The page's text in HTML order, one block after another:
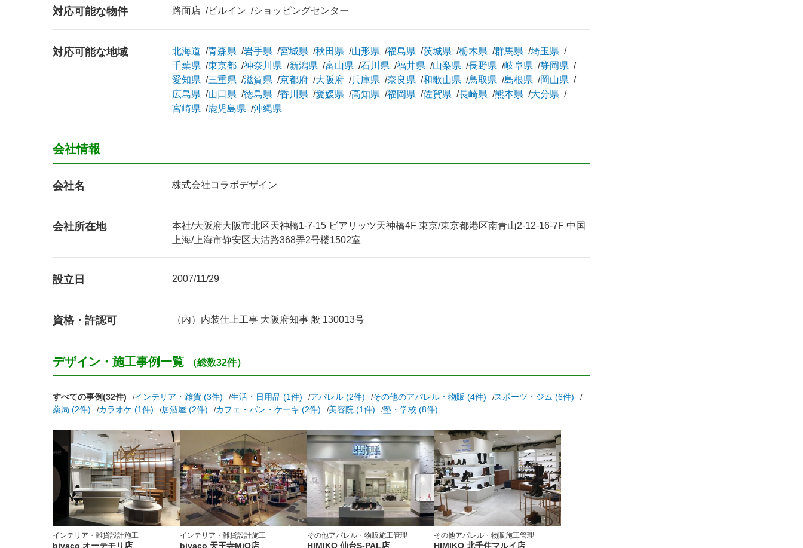
対応可能な物件 路面店 ビルイン ショッピングセンター
対応可能な地域 北海道 青森県 岩手県 宮城県 秋田県 山形県 福島県 茨城県 栃木県 群馬県
埼玉県
千葉県
東京都 神奈川県 新潟県 富山県 石川県 福井県 山梨県 長野県 岐阜県
静岡県
愛知県
三重県 滋賀県 京都府 大阪府 兵庫県 奈良県 和歌山県 鳥取県 島根県
岡山県
広島県
山口県 徳島県 香川県 愛媛県 高知県 福岡県 佐賀県 長崎県 熊本県
大分県
宮崎県
鹿児島県 沖縄県
会社情報
会社名 株式会社コラボデザイン
会社所在地
本社/大阪府大阪市北区天神橋1-7-15 ビアリッツ天神橋4F 東京/東京都港区南青山2-12-16-7F 中国
上海/上海市静安区大沽路368弄2号楼1502室
設立日 2007/11/29
資格・許認可 （内）内装仕上工事 大阪府知事 般 130013号
デザイン・施工事例一覧 （総数32件）
すべての事例(32件) インテリア・雑貨 (3件) 生活・日用品 (1件) アパレル (2件) その他のアパレル・物販 (4件)
スポーツ・ジム (6件)
薬局 (2件)
カラオケ (1件) 居酒屋 (2件) カフェ・パン・ケーキ (2件) 美容院 (1件) 塾・学校 (8件)
インテリア・雑貨設計施工
bivaco オーテモリ店
インテリア・雑貨設計施工
bivaco 天王寺MiO店
その他アパレル・物販施工管理
HIMIKO 仙台S-PAL店
その他アパレル・物販施工管理
HIMIKO 北千住マルイ店